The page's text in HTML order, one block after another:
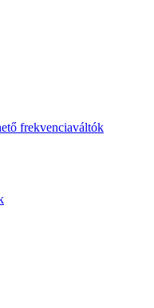
frekvenciaváltók